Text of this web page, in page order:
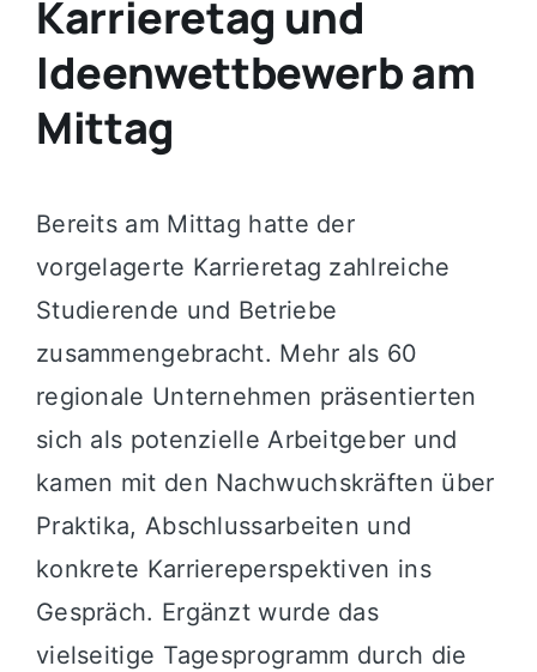
Karrieretag und
Ideenwettbewerb am
Mittag
Bereits am Mittag hatte der
vorgelagerte Karrieretag zahlreiche
Studierende und Betriebe
zusammengebracht. Mehr als 60
regionale Unternehmen präsentierten
sich als potenzielle Arbeitgeber und
kamen mit den Nachwuchskräften über
Praktika, Abschlussarbeiten und
konkrete Karriereperspektiven ins
Gespräch. Ergänzt wurde das
vielseitige Tagesprogramm durch die